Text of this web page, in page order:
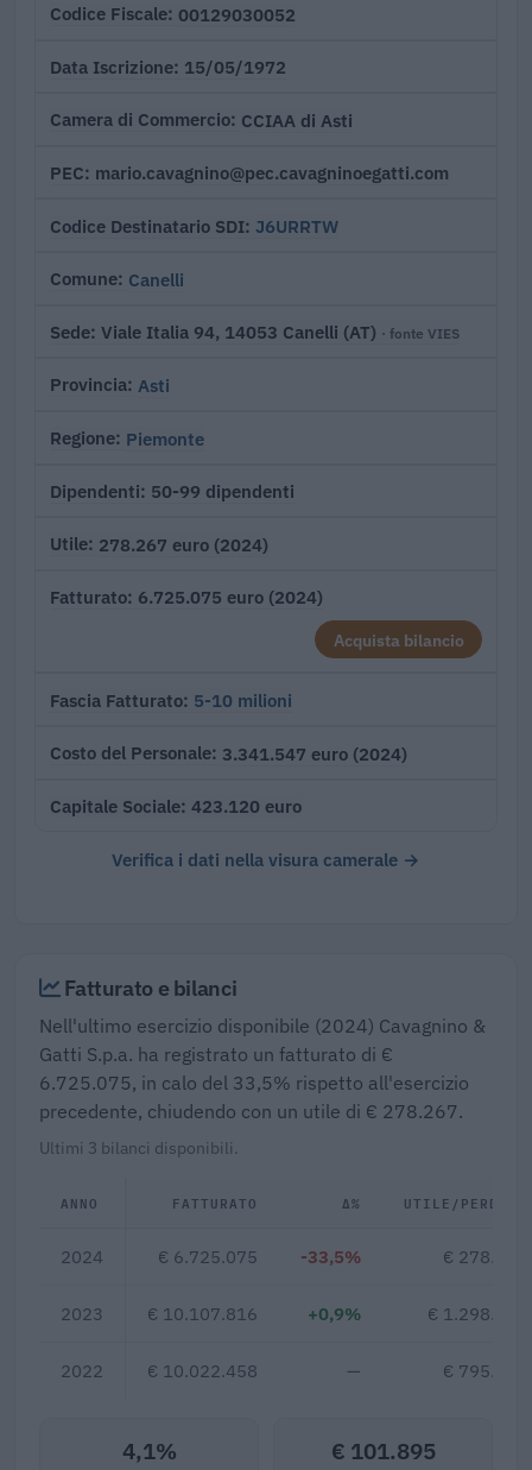
Codice Fiscale 00129030052
Data Iscrizione 15/05/1972
Camera di Commercio CCIAA di Asti
PEC mario.cavagnino@pec.cavagninoegatti.com
Codice Destinatario SDI J6URRTW
Comune Canelli
Sede Viale Italia 94, 14053 Canelli (AT) · fonte VIES
Provincia Asti
Regione Piemonte
Dipendenti 50-99 dipendenti
Utile 278.267 euro (2024)
Fatturato 6.725.075 euro (2024)
Acquista bilancio
Fascia Fatturato 5-10 milioni
Costo del Personale 3.341.547 euro (2024)
Capitale Sociale 423.120 euro
Verifica i dati nella visura camerale →
Fatturato e bilanci
Nell'ultimo esercizio disponibile (2024) Cavagnino &
Gatti S.p.a. ha registrato un fatturato di €
6.725.075, in calo del 33,5% rispetto all'esercizio
precedente, chiudendo con un utile di € 278.267.
Ultimi 3 bilanci disponibili.
ANNO FATTURATO Δ% UTILE/PERDITA
2024 € 6.725.075 -33,5% € 278.267
2023 € 10.107.816 +0,9% € 1.298.468
2022 € 10.022.458 — € 795.569
4,1% € 101.895